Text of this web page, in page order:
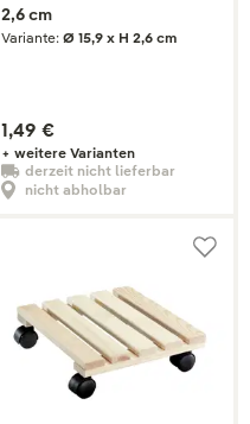
2,6 cm
Variante: Ø 15,9 x H 2,6 cm
1,49 €
+ weitere Varianten
derzeit nicht lieferbar
nicht abholbar